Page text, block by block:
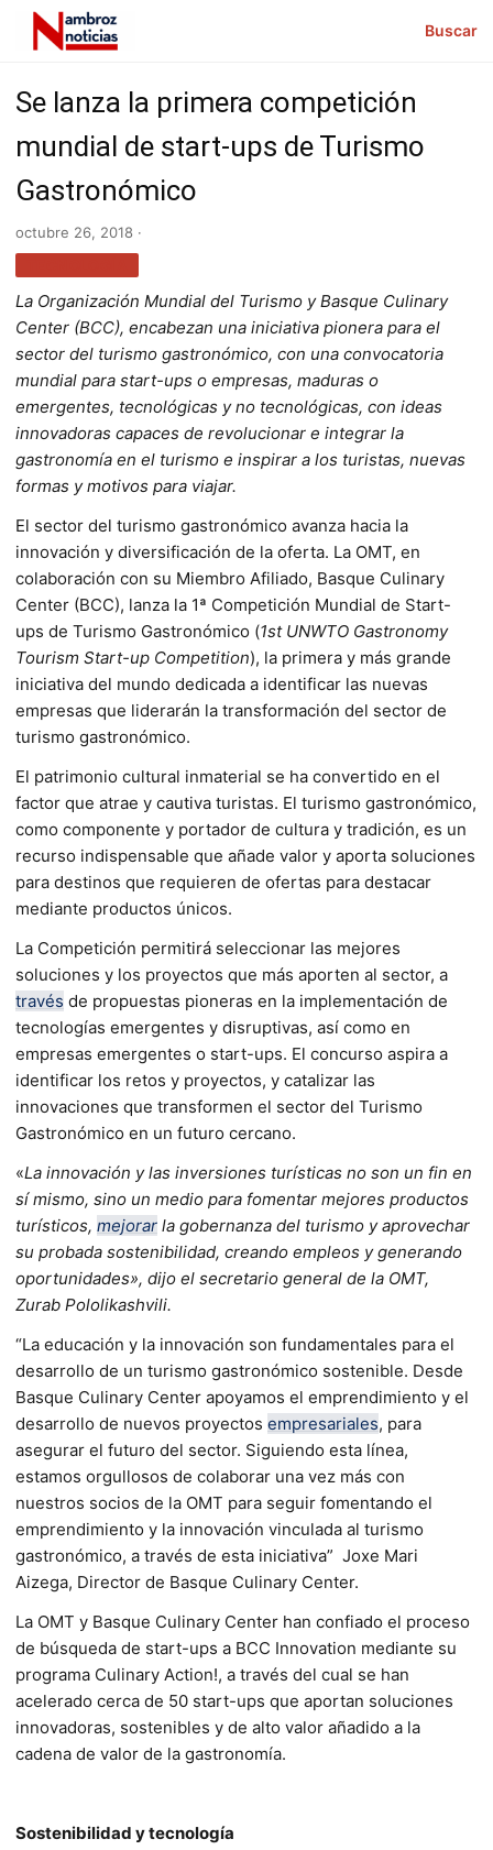
Buscar
Se lanza la primera competición
mundial de start-ups de Turismo
Gastronómico
octubre 26, 2018 ·
La Organización Mundial del Turismo y Basque Culinary
Center (BCC), encabezan una iniciativa pionera para el
sector del turismo gastronómico, con una convocatoria
mundial para start-ups o empresas, maduras o
emergentes, tecnológicas y no tecnológicas, con ideas
innovadoras capaces de revolucionar e integrar la
gastronomía en el turismo e inspirar a los turistas, nuevas
formas y motivos para viajar.
El sector del turismo gastronómico avanza hacia la
innovación y diversificación de la oferta. La OMT, en
colaboración con su Miembro Afiliado, Basque Culinary
Center (BCC), lanza la 1ª Competición Mundial de Start-
ups de Turismo Gastronómico (1st UNWTO Gastronomy
Tourism Start-up Competition), la primera y más grande
iniciativa del mundo dedicada a identificar las nuevas
empresas que liderarán la transformación del sector de
turismo gastronómico.
El patrimonio cultural inmaterial se ha convertido en el
factor que atrae y cautiva turistas. El turismo gastronómico,
como componente y portador de cultura y tradición, es un
recurso indispensable que añade valor y aporta soluciones
para destinos que requieren de ofertas para destacar
mediante productos únicos.
La Competición permitirá seleccionar las mejores
soluciones y los proyectos que más aporten al sector, a
través de propuestas pioneras en la implementación de
tecnologías emergentes y disruptivas, así como en
empresas emergentes o start-ups. El concurso aspira a
identificar los retos y proyectos, y catalizar las
innovaciones que transformen el sector del Turismo
Gastronómico en un futuro cercano.
«La innovación y las inversiones turísticas no son un fin en
sí mismo, sino un medio para fomentar mejores productos
turísticos, mejorar la gobernanza del turismo y aprovechar
su probada sostenibilidad, creando empleos y generando
oportunidades», dijo el secretario general de la OMT,
Zurab Pololikashvili.
“La educación y la innovación son fundamentales para el
desarrollo de un turismo gastronómico sostenible. Desde
Basque Culinary Center apoyamos el emprendimiento y el
desarrollo de nuevos proyectos empresariales, para
asegurar el futuro del sector. Siguiendo esta línea,
estamos orgullosos de colaborar una vez más con
nuestros socios de la OMT para seguir fomentando el
emprendimiento y la innovación vinculada al turismo
gastronómico, a través de esta iniciativa” Joxe Mari
Aizega, Director de Basque Culinary Center.
La OMT y Basque Culinary Center han confiado el proceso
de búsqueda de start-ups a BCC Innovation mediante su
programa Culinary Action!, a través del cual se han
acelerado cerca de 50 start-ups que aportan soluciones
innovadoras, sostenibles y de alto valor añadido a la
cadena de valor de la gastronomía.
Sostenibilidad y tecnología